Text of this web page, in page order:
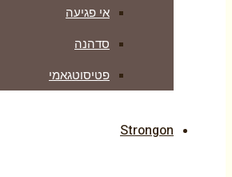
אי פגיעה
סדהנה
פטיסוטגאמי
Strongon